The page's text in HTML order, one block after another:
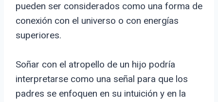
pueden ser considerados como una forma de
conexión con el universo o con energías
superiores.
Soñar con el atropello de un hijo podría
interpretarse como una señal para que los
padres se enfoquen en su intuición y en la